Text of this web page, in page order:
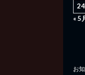
24
« 5
お